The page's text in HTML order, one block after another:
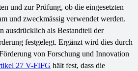
und zur Prüfung, ob die eingesetzten
und zweckmässig verwendet werden.
ausdrücklich als Bestandteil der
festgelegt. Ergänzt wird dies durch
von Forschung und Innovation
27 V-FIFG hält fest, dass die